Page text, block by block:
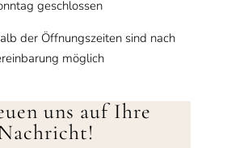
geschlossen
der Öffnungszeiten sind nach
möglich
uns auf Ihre